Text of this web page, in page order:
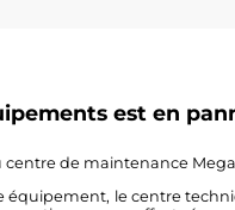
est en
centre de maintenance
équipement, le centre